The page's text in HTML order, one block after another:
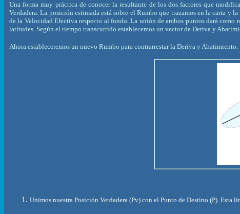
Una forma muy práctica de conocer la resultante de los dos factores que
Verdadera. La posición estimada está sobre el Rumbo que trazamos en la carta y
de la Velocidad Efectiva respecto al fondo. La unión de ambos puntos dará
latitudes. Según el tiempo transcurrido establecemos un vector de Deriva y
Ahora estableceremos un nuevo Rumbo para contrarrestar la Deriva y Abatimiento.
Unimos nuestra Posición Verdadera (Pv) con el Punto de Destino (P). Esta